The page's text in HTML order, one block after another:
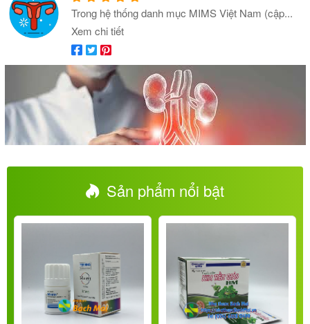
Trong hệ thống danh mục MIMS Việt Nam (cập...
Xem chi tiết
Sản phẩm nổi bật